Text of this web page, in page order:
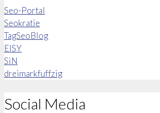
Seo-Portal
Seokratie
TagSeoBlog
EISY
SiN
dreimarkfuffzig
Social Media